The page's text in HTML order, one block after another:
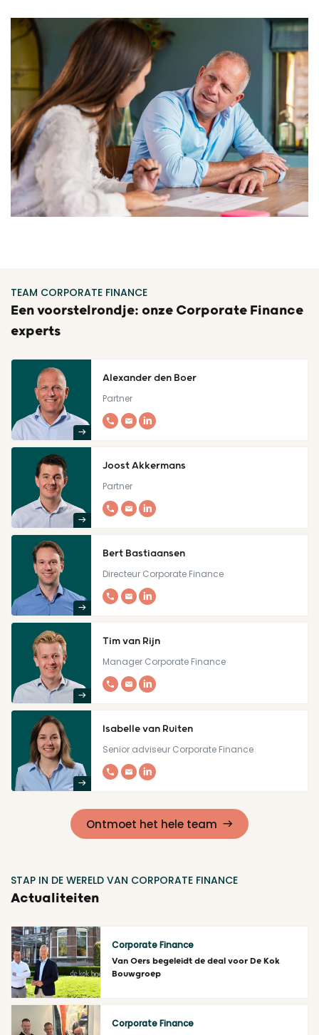
TEAM CORPORATE FINANCE
Een voorstelrondje: onze Corporate Finance
experts
Alexander den Boer
Partner
Joost Akkermans
Partner
Bert Bastiaansen
Directeur Corporate Finance
Tim van Rijn
Manager Corporate Finance
Isabelle van Ruiten
Senior adviseur Corporate Finance
Ontmoet het hele team
STAP IN DE WERELD VAN CORPORATE FINANCE
Actualiteiten
Lees meer
Corporate Finance
Van Oers begeleidt de deal voor De Kok
Bouwgroep
Corporate Finance